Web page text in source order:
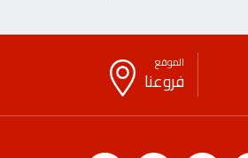
الموقع
فروعنا